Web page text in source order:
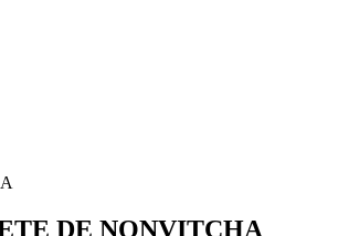
DE NONVITCHA